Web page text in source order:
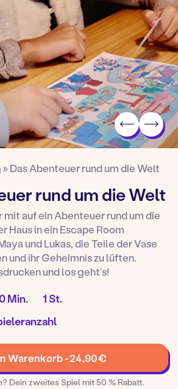
»Das Abenteuer rund um die Welt
rund um die Welt
mit auf ein Abenteuer rund um die
Haus in ein Escape Room
und Lukas, die Teile der Vase
und ihr Geheimnis zu lüften.
und los geht’s!
Min. Spieldauer:
1 St.
Abenteuer
rund
Warenkorb -24,90€
Dein zweites Spiel mit 50 % Rabatt.